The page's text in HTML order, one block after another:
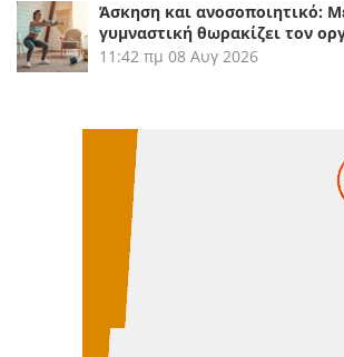
Άσκηση και ανοσοποιητικό:
γυμναστική θωρακίζει τον
11:42 πμ 08 Αυγ 2026